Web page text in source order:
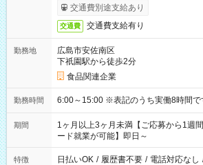
交通費別途支給あり
交通費 交通費支給有り
勤務地
広島市安佐南区
下祇園駅から徒歩2分
食品関連企業
勤務時間 6:00～15:00 ※表記のうち実働8時間で
期間
1ヶ月以上3ヶ月未満【ご応募から1週
ード就業が可能】即日～
特徴 日払いOK / 履歴書不要 / 電話対応なし